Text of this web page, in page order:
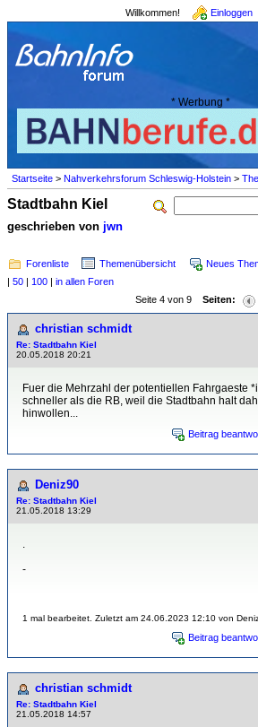
Willkommen! Einloggen
* Werbung *
Startseite > Nahverkehrsforum Schleswig-Holstein >
Stadtbahn Kiel
geschrieben von jwn
Forenliste Themenübersicht Neues
| 50 | 100 | in allen Foren
Seite 4 von 9 Seiten:
christian schmidt
Re: Stadtbahn Kiel
20.05.2018 20:21
Fuer die Mehrzahl der potentiellen Fahrgaeste
schneller als die RB, weil die Stadtbahn halt
hinwollen...
Beitrag
Deniz90
Re: Stadtbahn Kiel
21.05.2018 13:29
.
-
1 mal bearbeitet. Zuletzt am 24.06.2023 12:10 von
Beitrag
christian schmidt
Re: Stadtbahn Kiel
21.05.2018 14:57